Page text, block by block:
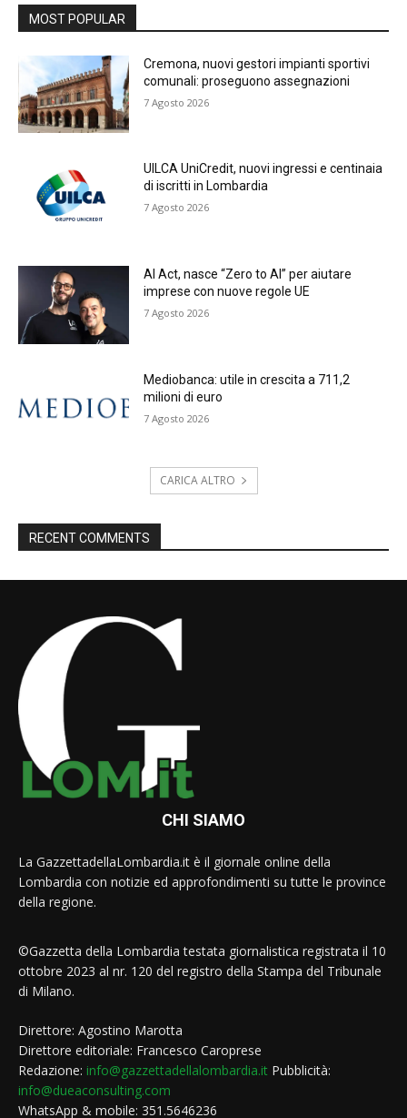
MOST POPULAR
Cremona, nuovi gestori impianti sportivi
comunali: proseguono assegnazioni
7 Agosto 2026
UILCA UniCredit, nuovi ingressi e centinaia
di iscritti in Lombardia
7 Agosto 2026
AI Act, nasce “Zero to AI” per aiutare
imprese con nuove regole UE
7 Agosto 2026
Mediobanca: utile in crescita a 711,2
milioni di euro
7 Agosto 2026
CARICA ALTRO
RECENT COMMENTS
CHI SIAMO
La GazzettadellaLombardia.it è il giornale online della
Lombardia con notizie ed approfondimenti su tutte le province
della regione.
©Gazzetta della Lombardia testata giornalistica registrata il 10
ottobre 2023 al nr. 120 del registro della Stampa del Tribunale
di Milano.
Direttore: Agostino Marotta
Direttore editoriale: Francesco Caroprese
Redazione: info@gazzettadellalombardia.it Pubblicità:
info@dueaconsulting.com
WhatsApp & mobile: 351.5646236